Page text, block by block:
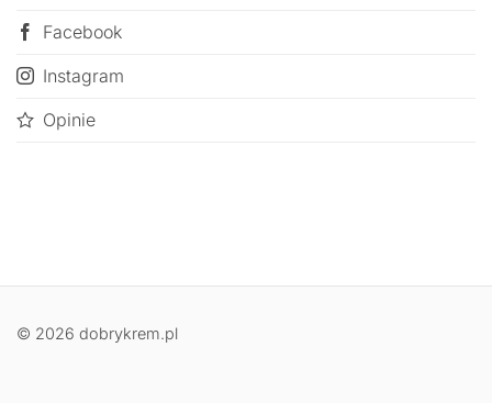
Facebook
Instagram
Opinie
© 2026 dobrykrem.pl